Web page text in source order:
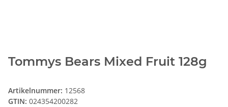
Tommys Bears Mixed Fruit 128g
Artikelnummer: 12568
GTIN: 024354200282